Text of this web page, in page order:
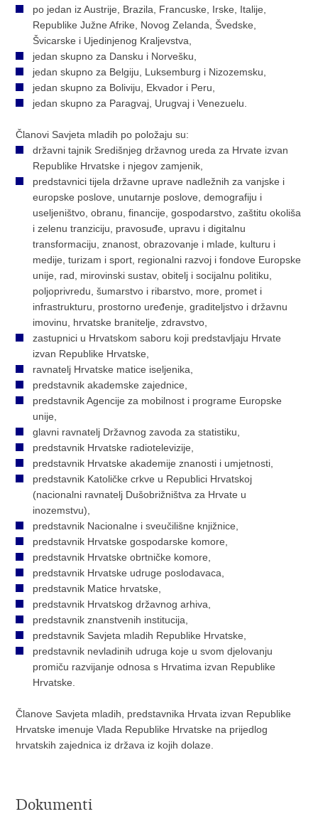
po jedan iz Austrije, Brazila, Francuske, Irske, Italije,
Republike Južne Afrike, Novog Zelanda, Švedske,
Švicarske i Ujedinjenog Kraljevstva,
jedan skupno za Dansku i Norvešku,
jedan skupno za Belgiju, Luksemburg i Nizozemsku,
jedan skupno za Boliviju, Ekvador i Peru,
jedan skupno za Paragvaj, Urugvaj i Venezuelu.
Članovi Savjeta mladih po položaju su:
državni tajnik Središnjeg državnog ureda za Hrvate izvan
Republike Hrvatske i njegov zamjenik,
predstavnici tijela državne uprave nadležnih za vanjske i
europske poslove, unutarnje poslove, demografiju i
useljeništvo, obranu, financije, gospodarstvo, zaštitu okoliša
i zelenu tranziciju, pravosuđe, upravu i digitalnu
transformaciju, znanost, obrazovanje i mlade, kulturu i
medije, turizam i sport, regionalni razvoj i fondove Europske
unije, rad, mirovinski sustav, obitelj i socijalnu politiku,
poljoprivredu, šumarstvo i ribarstvo, more, promet i
infrastrukturu, prostorno uređenje, graditeljstvo i državnu
imovinu, hrvatske branitelje, zdravstvo,
zastupnici u Hrvatskom saboru koji predstavljaju Hrvate
izvan Republike Hrvatske,
ravnatelj Hrvatske matice iseljenika,
predstavnik akademske zajednice,
predstavnik Agencije za mobilnost i programe Europske
unije,
glavni ravnatelj Državnog zavoda za statistiku,
predstavnik Hrvatske radiotelevizije,
predstavnik Hrvatske akademije znanosti i umjetnosti,
predstavnik Katoličke crkve u Republici Hrvatskoj
(nacionalni ravnatelj Dušobrižništva za Hrvate u
inozemstvu),
predstavnik Nacionalne i sveučilišne knjižnice,
predstavnik Hrvatske gospodarske komore,
predstavnik Hrvatske obrtničke komore,
predstavnik Hrvatske udruge poslodavaca,
predstavnik Matice hrvatske,
predstavnik Hrvatskog državnog arhiva,
predstavnik znanstvenih institucija,
predstavnik Savjeta mladih Republike Hrvatske,
predstavnik nevladinih udruga koje u svom djelovanju
promiču razvijanje odnosa s Hrvatima izvan Republike
Hrvatske.
Članove Savjeta mladih, predstavnika Hrvata izvan Republike
Hrvatske imenuje Vlada Republike Hrvatske na prijedlog
hrvatskih zajednica iz država iz kojih dolaze.
Dokumenti